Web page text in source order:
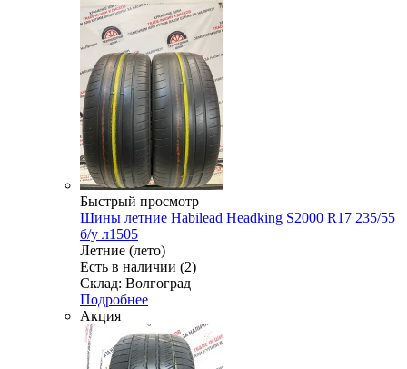
Быстрый просмотр
Шины летние Habilead Headking S2000 R17 235/55
б/у л1505
Летние (лето)
Есть в наличии (2)
Склад: Волгоград
Подробнее
Акция